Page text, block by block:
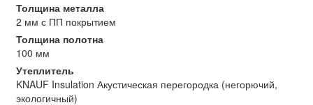
Толщина металла
2 мм с ПП покрытием
Толщина полотна
100 мм
Утеплитель
KNAUF Insulation Акустическая перегородка (негорючий,
экологичный)